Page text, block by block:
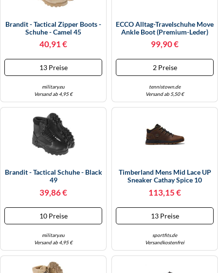
Brandit - Tactical Zipper Boots -
Schuhe - Camel 45
40,91 €
13 Preise
military.eu
Versand ab 4,95 €
ECCO Alltag-Travelschuhe Move
Ankle Boot (Premium-Leder)
Schwarz Herren, Größe Euro
(US) 44
99,90 €
2 Preise
tennistown.de
Versand ab 5,50 €
Brandit - Tactical Schuhe - Black
49
39,86 €
10 Preise
military.eu
Versand ab 4,95 €
Timberland Mens Mid Lace UP
Sneaker Cathay Spice 10
113,15 €
13 Preise
sportfits.de
Versandkostenfrei